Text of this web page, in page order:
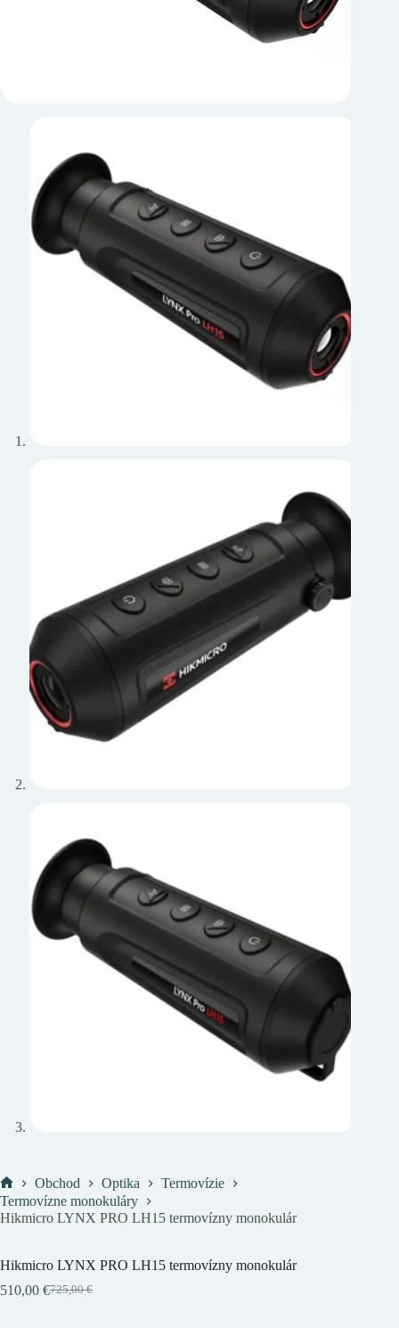
Domov
Obchod Optika
Termovízie
Termovízne monokuláry
Hikmicro LYNX PRO LH15 termovízny monokulár
Hikmicro LYNX PRO LH15 termovízny monokulár
725,00€
Pôvodná
510,00 €Aktuálna